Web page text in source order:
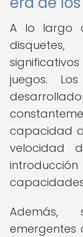
A lo largo
juegos.
capacidad
velocidad
Además,